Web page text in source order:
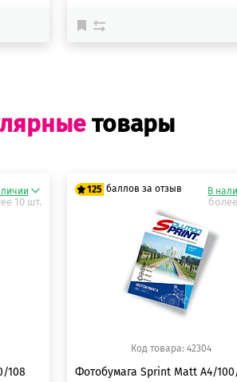
товары
10 шт.
108
125 баллов за отзыв
125 баллов
125 баллов
В
Код товара: 42304
Фотобумага Sprint Matt A4/